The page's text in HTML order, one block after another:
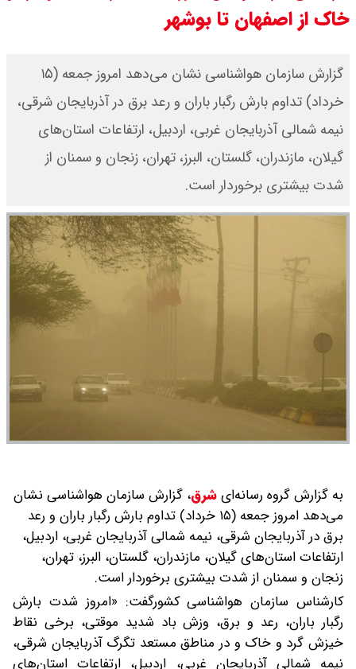
۱۴۰۵ اعلام شد
قیمت طلا ۲۴ عیار امروز شنبه ۱۷ مرداد
۱۴۰۵ اعلام شد/ جهش قیمت طلا
خاک از اصفهان تا بوشهر
گزارش سازمان هواشناسی نشان می‌دهد امروز جمعه (۱۵
خرداد) تداوم بارش رگبار باران و رعد برق در آذربایجان شرقی،
نیمه شمالی آذربایجان غربی، اردبیل، ارتفاعات استان‌های
گیلان، مازندران، گلستان، البرز، تهران، زنجان و سمنان از
شدت بیشتری برخوردار است.
به گزارش گروه رسانه‌ایشرق، گزارش سازمان هواشناسی نشان
می‌دهد امروز جمعه (۱۵ خرداد) تداوم بارش رگبار باران و رعد
برق در آذربایجان شرقی، نیمه شمالی آذربایجان غربی، اردبیل،
ارتفاعات استان‌های گیلان، مازندران، گلستان، البرز، تهران،
زنجان و سمنان از شدت بیشتری برخوردار است.
کارشناس سازمان هواشناسی کشورگفت: «امروز شدت بارش
رگبار باران، رعد و برق، وزش باد شدید موقتی، برخی نقاط
خیزش گرد و خاک و در مناطق مستعد تگرگ آذربایجان شرقی،
نیمه شمالی آذربایجان غربی، اردبیل، ارتفاعات استان‌های